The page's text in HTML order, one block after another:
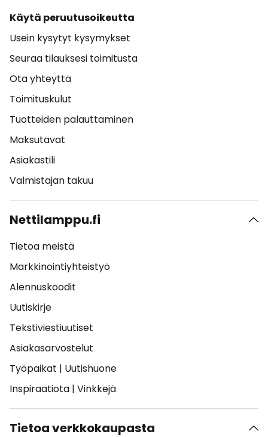
Käytä peruutusoikeutta
Usein kysytyt kysymykset
Seuraa tilauksesi toimitusta
Ota yhteyttä
Toimituskulut
Tuotteiden palauttaminen
Maksutavat
Asiakastili
Valmistajan takuu
Nettilamppu.fi
Tietoa meistä
Markkinointiyhteistyö
Alennuskoodit
Uutiskirje
Tekstiviestiuutiset
Asiakasarvostelut
Työpaikat | Uutishuone
Inspiraatiota | Vinkkejä
Tietoa verkkokaupasta